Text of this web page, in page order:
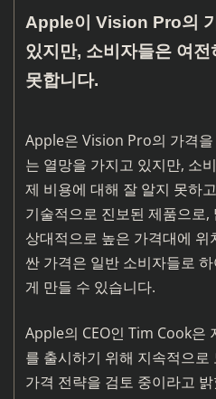
Apple이 Vision Pro의
있지만, 소비자들은 여전
못합니다.
Apple은 Vision Pro의 가격
는 열망을 가지고 있지만, 소
제 비용에 대해 잘 알지 못하
기술적으로 진보된 제품으로
상대적으로 높은 가격대에 위
싼 가격은 일반 소비자들로
게 만들 수 있습니다.
Apple의 CEO인 Tim Cook은
를 출시하기 위해 지속적으
가격 전략을 검토 중이라고